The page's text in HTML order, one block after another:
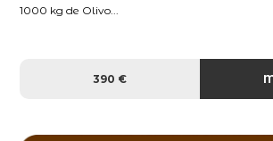
1000 kg de Olivo...
390 €